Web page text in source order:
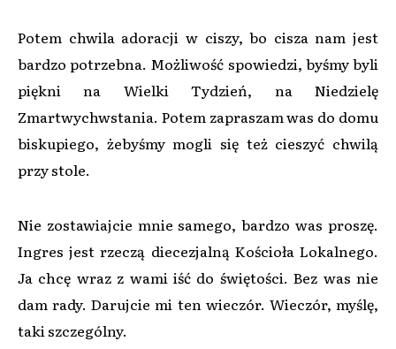
Potem chwila adoracji w ciszy, bo cisza nam jest
bardzo potrzebna. Możliwość spowiedzi, byśmy byli
piękni na Wielki Tydzień, na Niedzielę
Zmartwychwstania. Potem zapraszam was do domu
biskupiego, żebyśmy mogli się też cieszyć chwilą
przy stole.
Nie zostawiajcie mnie samego, bardzo was proszę.
Ingres jest rzeczą diecezjalną Kościoła Lokalnego.
Ja chcę wraz z wami iść do świętości. Bez was nie
dam rady. Darujcie mi ten wieczór. Wieczór, myślę,
taki szczególny.